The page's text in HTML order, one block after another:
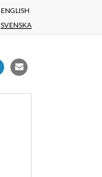
ENGLISH
SVENSKA